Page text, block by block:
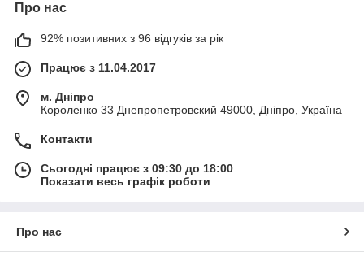
Про нас
92% позитивних з 96 відгуків за рік
Працює з 11.04.2017
м. Дніпро
Короленко 33 Днепропетровский 49000, Дніпро, Україна
Контакти
Сьогодні працює з 09:30 до 18:00
Показати весь графік роботи
Про нас